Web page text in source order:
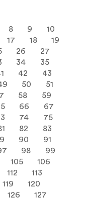
8 9
10
17 18
19
26
27
34
35
42
43
50
51
58
59
66
67
74
75
82
83
90
91
98
99
105
106
112
113
119
120
126
127